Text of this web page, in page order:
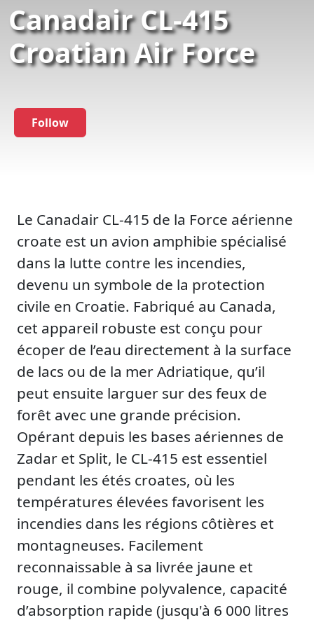
Canadair CL-415
Croatian Air Force
Follow
Le Canadair CL-415 de la Force aérienne
croate est un avion amphibie spécialisé
dans la lutte contre les incendies,
devenu un symbole de la protection
civile en Croatie. Fabriqué au Canada,
cet appareil robuste est conçu pour
écoper de l’eau directement à la surface
de lacs ou de la mer Adriatique, qu’il
peut ensuite larguer sur des feux de
forêt avec une grande précision.
Opérant depuis les bases aériennes de
Zadar et Split, le CL-415 est essentiel
pendant les étés croates, où les
températures élevées favorisent les
incendies dans les régions côtières et
montagneuses. Facilement
reconnaissable à sa livrée jaune et
rouge, il combine polyvalence, capacité
d’absorption rapide (jusqu'à 6 000 litres